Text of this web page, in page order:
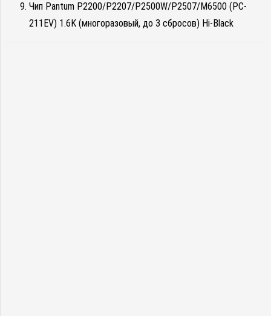
Чип Pantum P2200/P2207/P2500W/P2507/M6500 (PC-
211EV) 1.6K (многоразовый, до 3 сбросов) Hi-Black